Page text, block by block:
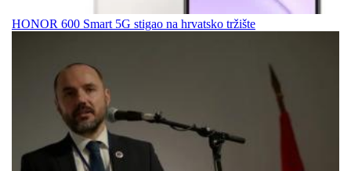
HONOR 600 Smart 5G stigao na hrvatsko tržište